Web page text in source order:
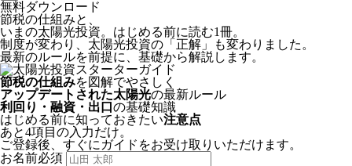
無料ダウンロード
節税の仕組みと、
いまの太陽光投資。 はじめる前に読む1冊。
制度が変わり、太陽光投資の「正解」も変わりました。
最新のルールを前提に、基礎から解説します。
節税の仕組みを図解でやさしく
アップデートされた太陽光の最新ルール
利回り・融資・出口 の基礎知識
はじめる前に知っておきたい注意点
あと4項目の入力だけ。
ご登録後、すぐにガイドをお受け取りいただけます。
お名前必須